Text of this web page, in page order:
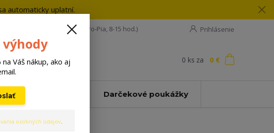
automaticky uplatní.
Prihlásenie
Hľadať
+421 908 198 133 (Po-Pia, 8-15 hod.)
0 ks za 0 €
Darčekové poukážky
Váš nákup, ako aj
osobných údajov.